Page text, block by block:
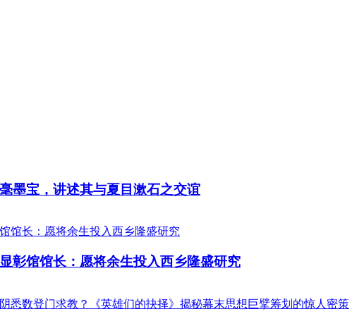
墨宝，讲述其与夏目漱石之交谊
彰馆馆长：愿将余生投入西乡隆盛研究